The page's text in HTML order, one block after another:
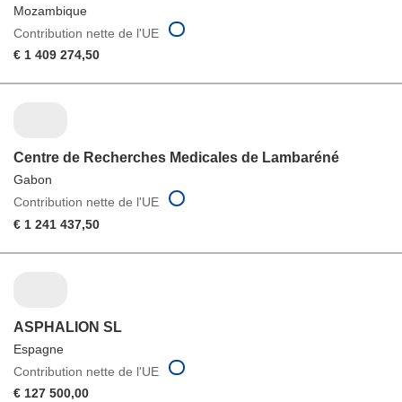
Mozambique
Contribution nette de l'UE
€ 1 409 274,50
Centre de Recherches Medicales de Lambaréné
Gabon
Contribution nette de l'UE
€ 1 241 437,50
ASPHALION SL
Espagne
Contribution nette de l'UE
€ 127 500,00